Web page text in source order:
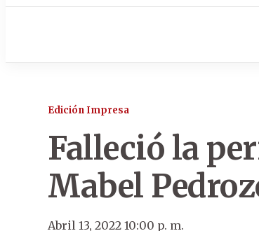
Edición Impresa
Falleció la
Mabel
Abril 13, 2022 10:00 p. m.